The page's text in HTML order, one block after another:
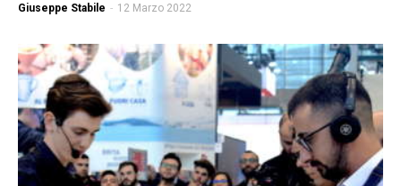
Giuseppe Stabile - 12 Marzo 2022